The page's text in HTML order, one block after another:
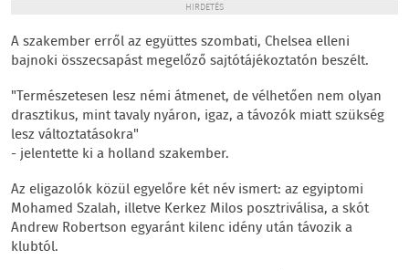
HIRDETÉS
A szakember erről az együttes szombati, Chelsea elleni
bajnoki összecsapást megelőző sajtótájékoztatón beszélt.
"Természetesen lesz némi átmenet, de vélhetően nem olyan
drasztikus, mint tavaly nyáron, igaz, a távozók miatt szükség
lesz változtatásokra"
- jelentette ki a holland szakember.
Az eligazolók közül egyelőre két név ismert: az egyiptomi
Mohamed Szalah, illetve Kerkez Milos posztriválisa, a skót
Andrew Robertson egyaránt kilenc idény után távozik a
klubtól.